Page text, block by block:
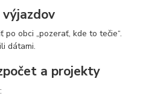
výjazdov
obci „pozerať, kde to tečie“.
dátami.
a projekty